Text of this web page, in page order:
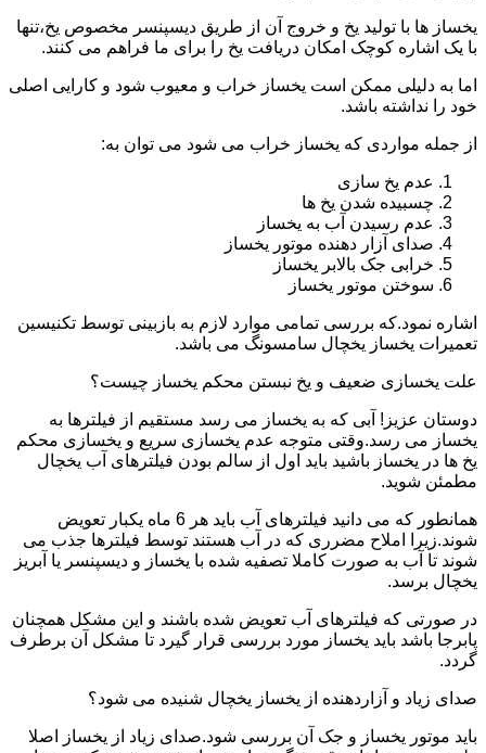
یخساز ها با تولید یخ و خروج آن از طریق دیسپنسر مخصوص یخ،تنها
با یک اشاره کوچک امکان دریافت یخ را برای ما فراهم می کنند.
اما به دلیلی ممکن است یخساز خراب و معیوب شود و کارایی اصلی
خود را نداشته باشد.
از جمله مواردی که یخساز خراب می شود می توان به:
عدم یخ سازی
چسبیده شدن یخ ها
عدم رسیدن آب به یخساز
صدای آزار دهنده موتور یخساز
خرابی جک بالابر یخساز
سوختن موتور یخساز
اشاره نمود.که بررسی تمامی موارد لازم به بازبینی توسط تکنیسین
تعمیرات یخساز یخچال سامسونگ می باشد.
علت یخسازی ضعیف و یخ نبستن محکم یخساز چیست؟
دوستان عزیز! آبی که به یخساز می رسد مستقیم از فیلترها به
یخساز می رسد.وقتی متوجه عدم یخسازی سریع و یخسازی محکم
یخ ها در یخساز باشید باید اول از سالم بودن فیلترهای آب یخچال
مطمئن شوید.
همانطور که می دانید فیلترهای آب باید هر 6 ماه یکبار تعویض
شوند.زیرا املاح مضرری که در آب هستند توسط فیلترها جذب می
شوند تا آب به صورت کاملا تصفیه شده با یخساز و دیسپنسر یا آبریز
یخچال برسد.
در صورتی که فیلترهای آب تعویض شده باشند و این مشکل همچنان
پابرجا باشد باید یخساز مورد بررسی قرار گیرد تا مشکل آن برطرف
گردد.
صدای زیاد و آزاردهنده از یخساز یخچال شنیده می شود؟
باید موتور یخساز و جک آن بررسی شود.صدای زیاد از یخساز اصلا